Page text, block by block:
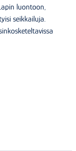
luontoon,
seikkailuja.